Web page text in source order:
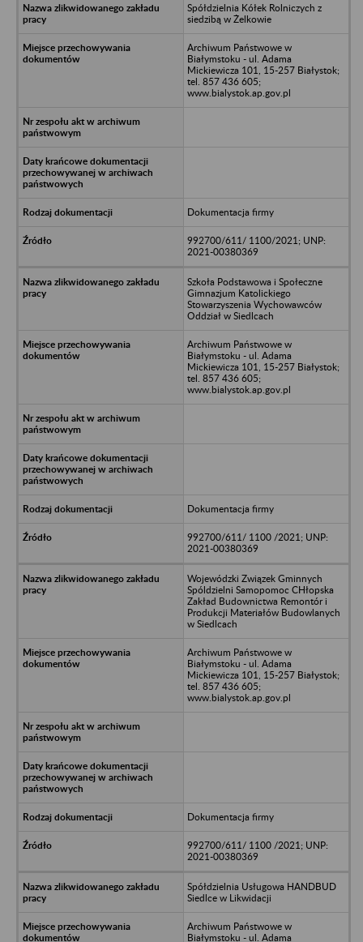
Spółdzielnia Kółek Rolniczych z
siedzibą w Żelkowie
Archiwum Państwowe w
Białymstoku - ul. Adama
Mickiewicza 101, 15-257 Białystok;
tel. 857 436 605;
www.bialystok.ap.gov.pl
Dokumentacja firmy
992700/611/ 1100/2021; UNP:
2021-00380369
Szkoła Podstawowa i Społeczne
Gimnazjum Katolickiego
Stowarzyszenia Wychowawców
Oddział w Siedlcach
Archiwum Państwowe w
Białymstoku - ul. Adama
Mickiewicza 101, 15-257 Białystok;
tel. 857 436 605;
www.bialystok.ap.gov.pl
Dokumentacja firmy
992700/611/ 1100 /2021; UNP:
2021-00380369
Wojewódzki Związek Gminnych
Spóldzielni Samopomoc CHłopska
Zakład Budownictwa Remontór i
Produkcji Materiałów Budowlanych
w Siedlcach
Archiwum Państwowe w
Białymstoku - ul. Adama
Mickiewicza 101, 15-257 Białystok;
tel. 857 436 605;
www.bialystok.ap.gov.pl
Dokumentacja firmy
992700/611/ 1100 /2021; UNP:
2021-00380369
Spółdzielnia Usługowa HANDBUD
Siedlce w Likwidacji
Archiwum Państwowe w
Białymstoku - ul. Adama